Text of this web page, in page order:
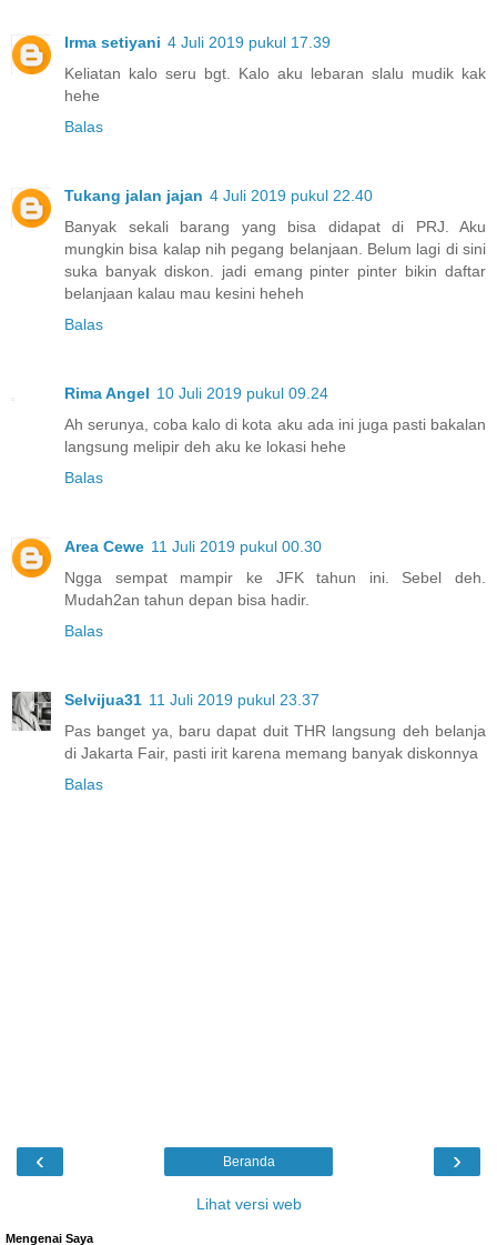
Irma setiyani 4 Juli 2019 pukul 17.39
Keliatan kalo seru bgt. Kalo aku lebaran slalu mudik kak
hehe
Balas
Tukang jalan jajan 4 Juli 2019 pukul 22.40
Banyak sekali barang yang bisa didapat di PRJ. Aku
mungkin bisa kalap nih pegang belanjaan. Belum lagi di sini
suka banyak diskon. jadi emang pinter pinter bikin daftar
belanjaan kalau mau kesini heheh
Balas
Rima Angel 10 Juli 2019 pukul 09.24
Ah serunya, coba kalo di kota aku ada ini juga pasti bakalan
langsung melipir deh aku ke lokasi hehe
Balas
Area Cewe 11 Juli 2019 pukul 00.30
Ngga sempat mampir ke JFK tahun ini. Sebel deh.
Mudah2an tahun depan bisa hadir.
Balas
Selvijua31 11 Juli 2019 pukul 23.37
Pas banget ya, baru dapat duit THR langsung deh belanja
di Jakarta Fair, pasti irit karena memang banyak diskonnya
Balas
‹ ›
Beranda
Lihat versi web
Mengenai Saya